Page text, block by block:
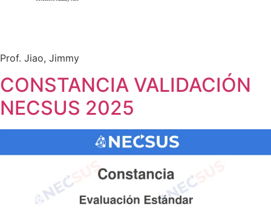
Prof. Jiao, Jimmy
CONSTANCIA VALIDACIÓN
NECSUS 2025